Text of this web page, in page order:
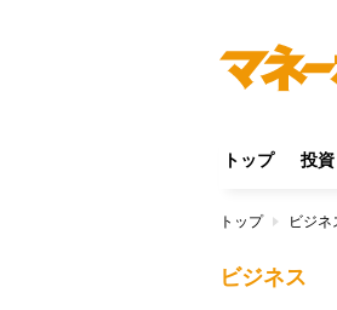
トップ 投資
トップ ビジネ
ビジネス